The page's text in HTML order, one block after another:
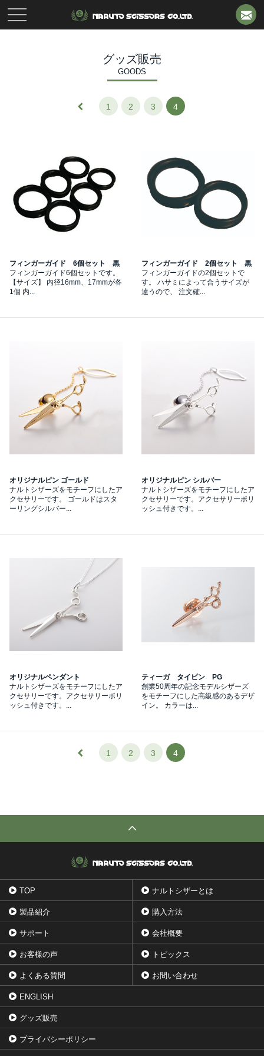
toggle
navigation
グッズ販売
GOODS
1 2 3 4
フィンガーガイド 6個セット 黒
フィンガーガイド6個セットです。
【サイズ】 内径16mm、17mmが各
1個 内...
フィンガーガイド 2個セット 黒
フィンガーガイドの2個セットで
す。 ハサミによって合うサイズが
違うので、 注文確...
オリジナルピン ゴールド
ナルトシザーズをモチーフにしたア
クセサリーです。 ゴールドはスタ
ーリングシルバー...
オリジナルピン シルバー
ナルトシザーズをモチーフにしたア
クセサリーです。アクセサリーポリ
ッシュ付きです。...
オリジナルペンダント
ナルトシザーズをモチーフにしたア
クセサリーです。アクセサリーポリ
ッシュ付きです。...
ティーガ タイピン PG
創業50周年の記念モデルシザーズ
をモチーフにした高級感のあるデザ
イン。 カラーは...
1 2 3 4
TOP ナルトシザーとは
製品紹介 購入方法
サポート 会社概要
お客様の声 トピックス
よくある質問 お問い合わせ
ENGLISH
グッズ販売
プライバシーポリシー